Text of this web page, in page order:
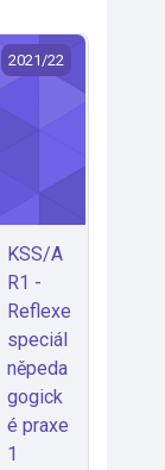
s nadáním
KSS/AR1 -
2021/22
KSS/A
R1 -
Reflexe
speciál
něpeda
gogick
é praxe
1